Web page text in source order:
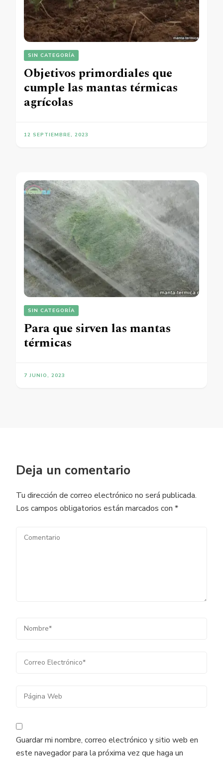
SIN CATEGORÍA
Objetivos primordiales que
cumple las mantas térmicas
agrícolas
12 SEPTIEMBRE, 2023
SIN CATEGORÍA
Para que sirven las mantas
térmicas
7 JUNIO, 2023
Deja un comentario
Tu dirección de correo electrónico no será publicada.
Los campos obligatorios están marcados con *
Guardar mi nombre, correo electrónico y sitio web en
este navegador para la próxima vez que haga un